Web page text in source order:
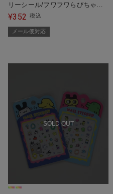
リーシール/フワフワらびちゃん/
まじかるみゅーちゃん＜メール便
¥352 税込
メール便対応
SOLD OUT